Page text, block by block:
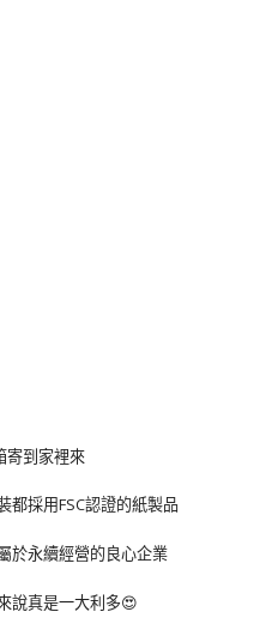
寄到家裡來
都採用FSC認證的紙製品
於永續經營的良心企業
說真是一大利多😍